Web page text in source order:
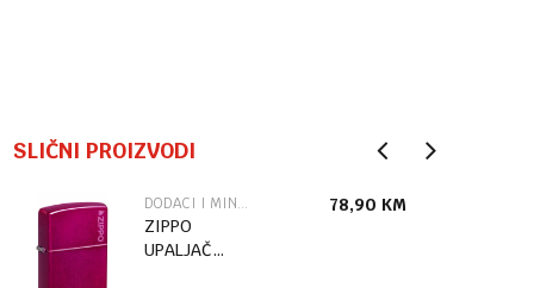
SLIČNI PROIZVODI
DODACI I MINI ALATI
ZIPPO
UPALJAČ
78,90 KM